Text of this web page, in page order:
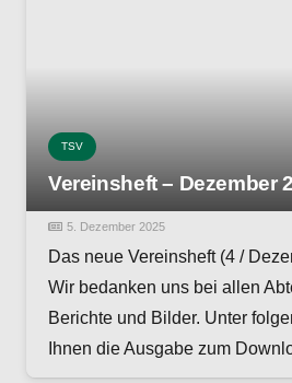
TSV
Vereinsheft – Dezember
5. Dezember 2025
Das neue Vereinsheft (4 /
Wir bedanken uns bei allen
Berichte und Bilder. Unter
Ihnen die Ausgabe zum